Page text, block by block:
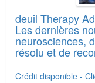
deuil Therapy
Les dernières
neurosciences,
résolu et de
Crédit disponible -